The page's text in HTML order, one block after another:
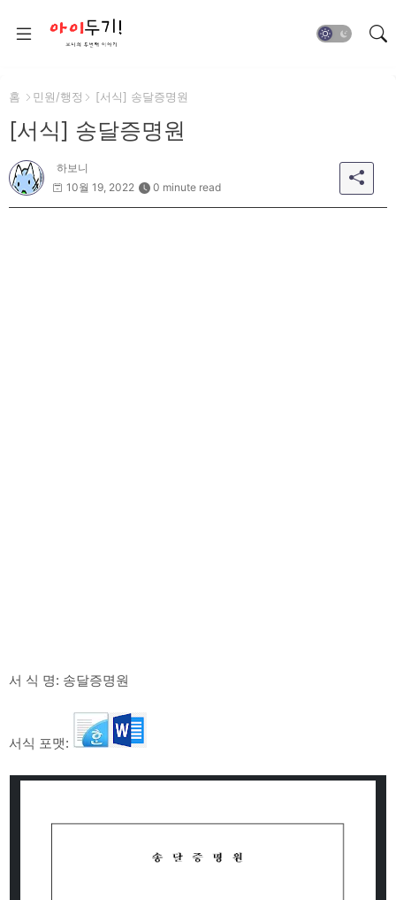
홈 민원/행정 [서식] 송달증명원
[서식] 송달증명원
하보니
10월 19, 2022
0 minute read
서 식 명: 송달증명원
서식 포맷: